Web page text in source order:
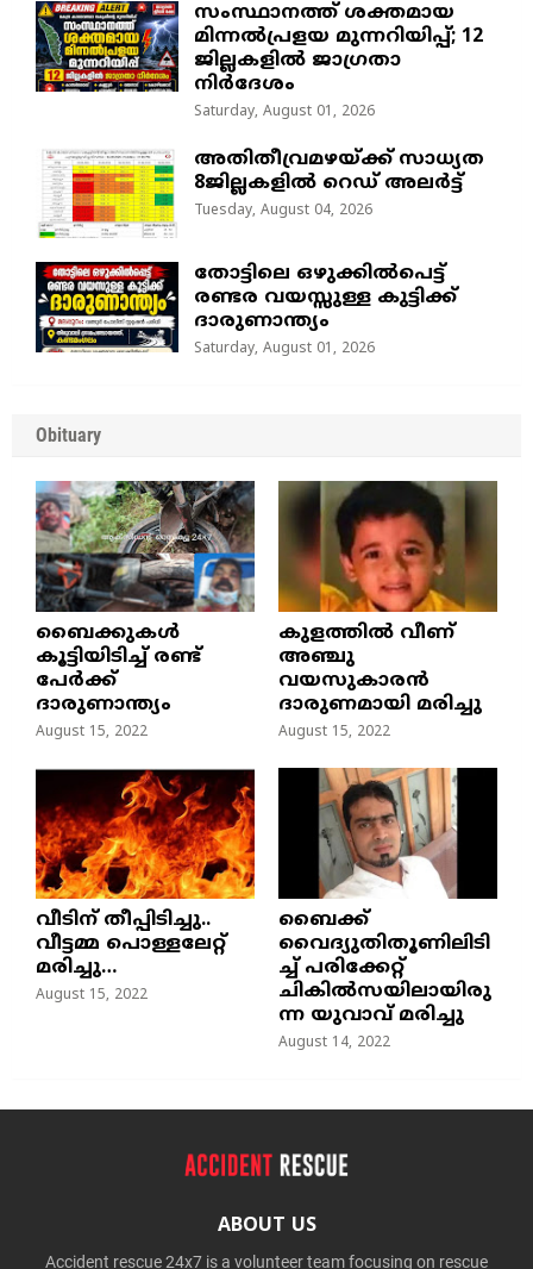
സംസ്ഥാനത്ത് ശക്തമായ
മിന്നൽപ്രളയ മുന്നറിയിപ്പ്; 12
ജില്ലകളിൽ ജാഗ്രതാ
നിർദേശം
Saturday, August 01, 2026
അതിതീവ്രമഴയ്ക്ക് സാധ്യത
8ജില്ലകളിൽ റെഡ് അലർട്ട്
Tuesday, August 04, 2026
തോട്ടിലെ ഒഴുക്കിൽപെട്ട്
രണ്ടര വയസ്സുള്ള കുട്ടിക്ക്
ദാരുണാന്ത്യം
Saturday, August 01, 2026
Obituary
ബൈക്കുകൾ
കൂട്ടിയിടിച്ച് രണ്ട്
പേർക്ക്
ദാരുണാന്ത്യം
August 15, 2022
കുളത്തില്‍ വീണ്
അഞ്ചു
വയസുകാരന്‍
ദാരുണമായി മരിച്ചു
August 15, 2022
വീടിന് തീപ്പിടിച്ചു..
വീട്ടമ്മ പൊള്ളലേറ്റ്
മരിച്ചു…
August 15, 2022
ബൈക്ക്
വൈദ്യുതിതൂണിലിടി
ച്ച്‌ പരിക്കേറ്റ്
ചികില്‍സയിലായിരു
ന്ന യുവാവ് മരിച്ചു
August 14, 2022
ABOUT US
Accident rescue 24x7 is a volunteer team focusing on rescue